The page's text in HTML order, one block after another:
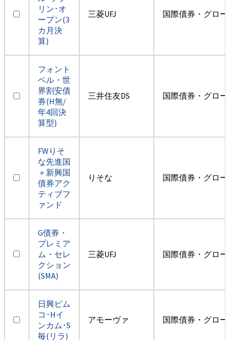
リン･オ
ープン(3
カ月決
算)
三菱UFJ 国際債券・グロ
フォント
ベル・世
界割安債
券(H無/
年4回決
算型)
三井住友DS 国際債券・グロ
FWりそ
な先進国
＋新興国
債券アク
ティブフ
ァンド
りそな 国際債券・グロ
G債券・
プレミア
ム・セレ
クション
(SMA)
三菱UFJ 国際債券・グロ
日興ピム
コ･Hイ
ンカム･S
毎(リラ)
アモーヴァ 国際債券・グロ